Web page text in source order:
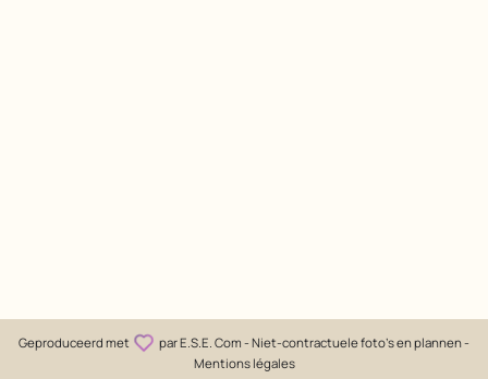
Geproduceerd met parE.S.E. Com - Niet-contractuele foto's en plannen -
Mentions légales